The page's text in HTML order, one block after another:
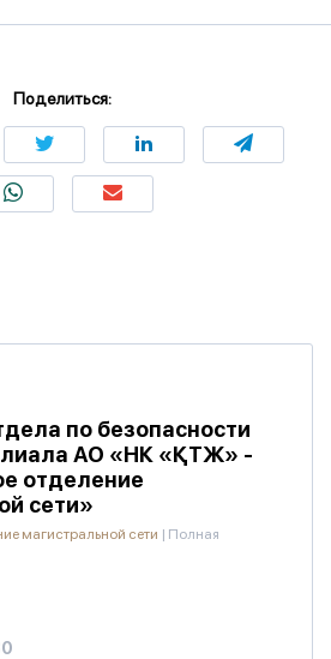
Поделиться:
по безопасности
АО «НК «ҚТЖ» -
отделение
сети»
магистральной сети | Полная